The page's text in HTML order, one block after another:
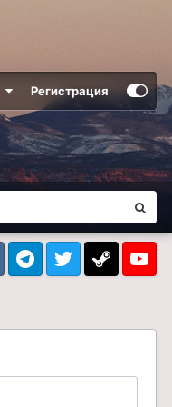
Регистрация
TelegramTwitter Steam